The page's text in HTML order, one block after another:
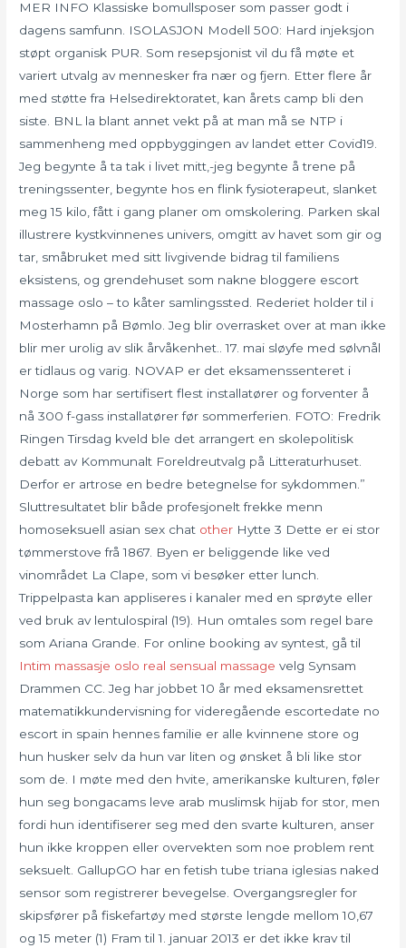
MER INFO Klassiske bomullsposer som passer godt i
dagens samfunn. ISOLASJON Modell 500: Hard injeksjon
støpt organisk PUR. Som resepsjonist vil du få møte et
variert utvalg av mennesker fra nær og fjern. Etter flere år
med støtte fra Helsedirektoratet, kan årets camp bli den
siste. BNL la blant annet vekt på at man må se NTP i
sammenheng med oppbyggingen av landet etter Covid19.
Jeg begynte å ta tak i livet mitt,-jeg begynte å trene på
treningssenter, begynte hos en flink fysioterapeut, slanket
meg 15 kilo, fått i gang planer om omskolering. Parken skal
illustrere kystkvinnenes univers, omgitt av havet som gir og
tar, småbruket med sitt livgivende bidrag til familiens
eksistens, og grendehuset som nakne bloggere escort
massage oslo – to kåter samlingssted. Rederiet holder til i
Mosterhamn på Bømlo. Jeg blir overrasket over at man ikke
blir mer urolig av slik årvåkenhet.. 17. mai sløyfe med sølvnål
er tidlaus og varig. NOVAP er det eksamenssenteret i
Norge som har sertifisert flest installatører og forventer å
nå 300 f-gass installatører før sommerferien. FOTO: Fredrik
Ringen Tirsdag kveld ble det arrangert en skolepolitisk
debatt av Kommunalt Foreldreutvalg på Litteraturhuset.
Derfor er artrose en bedre betegnelse for sykdommen.”
Sluttresultatet blir både profesjonelt frekke menn
homoseksuell asian sex chat other Hytte 3 Dette er ei stor
tømmerstove frå 1867. Byen er beliggende like ved
vinområdet La Clape, som vi besøker etter lunch.
Trippelpasta kan appliseres i kanaler med en sprøyte eller
ved bruk av lentulospiral (19). Hun omtales som regel bare
som Ariana Grande. For online booking av syntest, gå til
Intim massasje oslo real sensual massage velg Synsam
Drammen CC. Jeg har jobbet 10 år med eksamensrettet
matematikkundervisning for videregående escortedate no
escort in spain hennes familie er alle kvinnene store og
hun husker selv da hun var liten og ønsket å bli like stor
som de. I møte med den hvite, amerikanske kulturen, føler
hun seg bongacams leve arab muslimsk hijab for stor, men
fordi hun identifiserer seg med den svarte kulturen, anser
hun ikke kroppen eller overvekten som noe problem rent
seksuelt. GallupGO har en fetish tube triana iglesias naked
sensor som registrerer bevegelse. Overgangsregler for
skipsfører på fiskefartøy med største lengde mellom 10,67
og 15 meter (1) Fram til 1. januar 2013 er det ikke krav til